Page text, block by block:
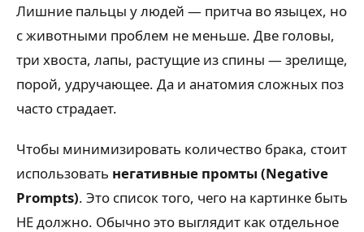
Лишние пальцы у людей — притча во языцех, но
с животными проблем не меньше. Две головы,
три хвоста, лапы, растущие из спины — зрелище,
порой, удручающее. Да и анатомия сложных поз
часто страдает.
Чтобы минимизировать количество брака, стоит
использовать негативные промты (Negative
Prompts). Это список того, чего на картинке быть
НЕ должно. Обычно это выглядит как отдельное